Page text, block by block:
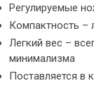
Регулируемые
Компактность –
Легкий вес –
минимализма
Поставляется в